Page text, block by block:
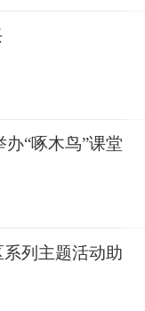
“啄木鸟”课堂
列主题活动助